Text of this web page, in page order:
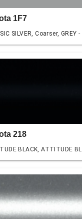
1F7
SILVER, Coarser, GREY -
218
BLACK, ATTITUDE